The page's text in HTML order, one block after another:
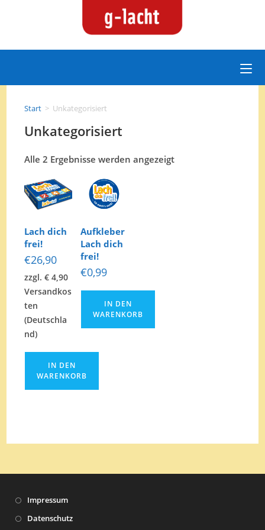
Start > Unkategorisiert
Unkategorisiert
Alle 2 Ergebnisse werden angezeigt
Lach dich
frei!
€26,90
zzgl. € 4,90
Versandkos
ten
(Deutschla
nd)
IN DEN
WARENKORB
Aufkleber
Lach dich
frei!
€0,99
IN DEN
WARENKORB
Impressum
Datenschutz